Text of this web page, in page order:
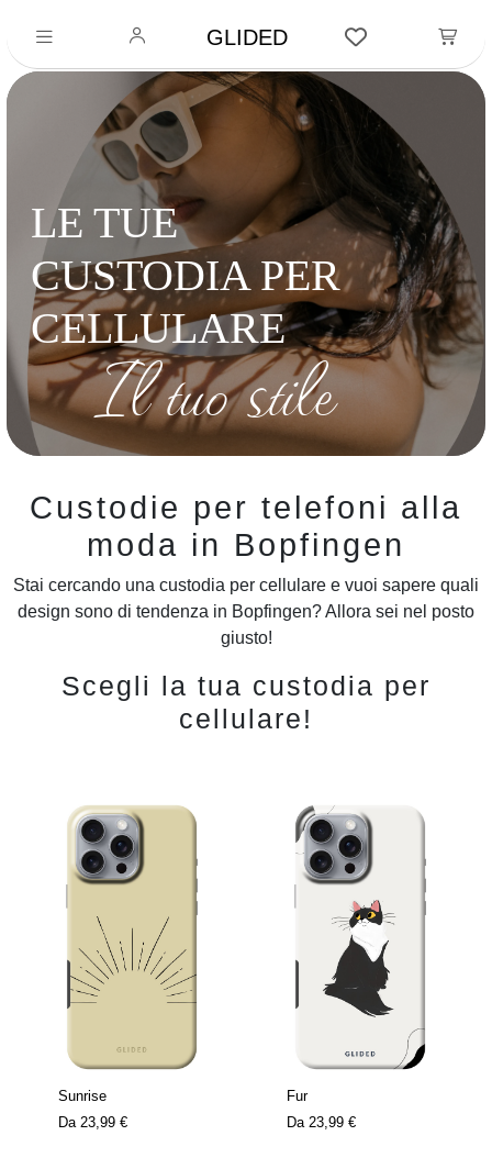
GLIDED
LE TUE
CUSTODIA PER
CELLULARE
Il tuo stile
Custodie per telefoni alla
moda in Bopfingen
Stai cercando una custodia per cellulare e vuoi sapere quali
design sono di tendenza in Bopfingen? Allora sei nel posto
giusto!
Scegli la tua custodia per
cellulare!
Sunrise
Da 23,99 €
Fur
Da 23,99 €